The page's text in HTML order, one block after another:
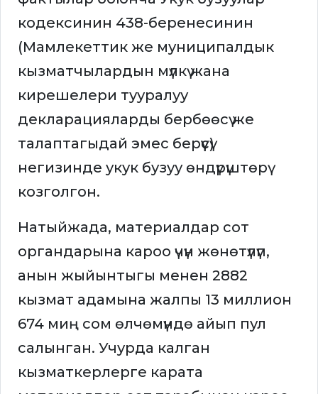
кодексинин 438-беренесинин
(Мамлекеттик же муниципалдык
кызматчылардын мүлкү жана
кирешелери тууралуу
декларацияларды бербөөсү же
талаптагыдай эмес берүүсү)
негизинде укук бузуу өндүрүштөрү
козголгон.
Натыйжада, материалдар сот
органдарына кароо үчүн жөнөтүлүп,
анын жыйынтыгы менен 2882
кызмат адамына жалпы 13 миллион
674 миң сом өлчөмүндө айып пул
салынган. Учурда калган
кызматкерлерге карата